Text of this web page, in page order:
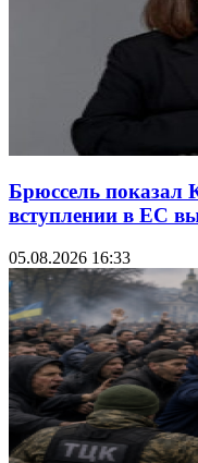
Брюссель показал
вступлении в ЕС
05.08.2026 16:33